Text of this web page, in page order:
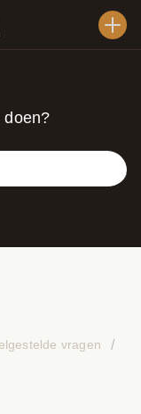
doen?
vragen